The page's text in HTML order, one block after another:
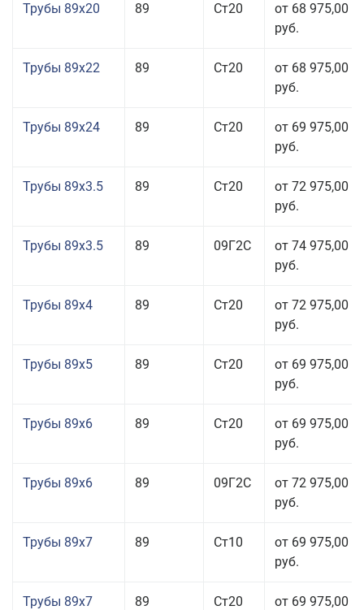
Трубы 89x20 89 Ст20
от 68 975,00
руб.
Трубы 89x22 89 Ст20
от 68 975,00
руб.
Трубы 89x24 89 Ст20
от 69 975,00
руб.
Трубы 89x3.5 89 Ст20
от 72 975,00
руб.
Трубы 89x3.5 89 09Г2С
от 74 975,00
руб.
Трубы 89x4 89 Ст20
от 72 975,00
руб.
Трубы 89x5 89 Ст20
от 69 975,00
руб.
Трубы 89x6 89 Ст20
от 69 975,00
руб.
Трубы 89x6 89 09Г2С
от 72 975,00
руб.
Трубы 89x7 89 Ст10
от 69 975,00
руб.
Трубы 89x7 89 Ст20
от 69 975,00